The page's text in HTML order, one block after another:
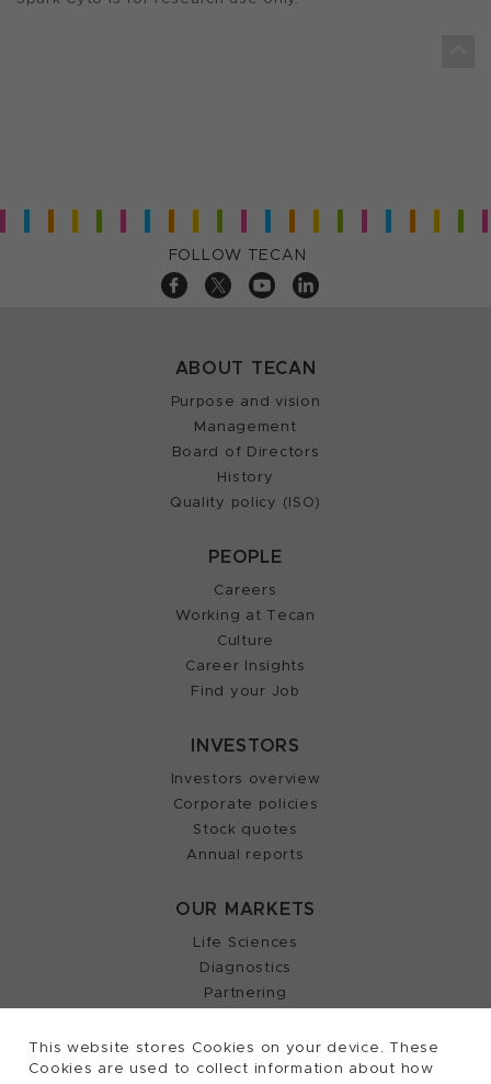
This website stores Cookies on your device. These
Cookies are used to collect information about how
FOLLOW TECAN
ABOUT TECAN
Purpose and vision
Management
Board of Directors
History
Quality policy (ISO)
PEOPLE
Careers
Working at Tecan
Culture
Career Insights
Find your Job
INVESTORS
Investors overview
Corporate policies
Stock quotes
Annual reports
OUR MARKETS
Life Sciences
Diagnostics
Partnering